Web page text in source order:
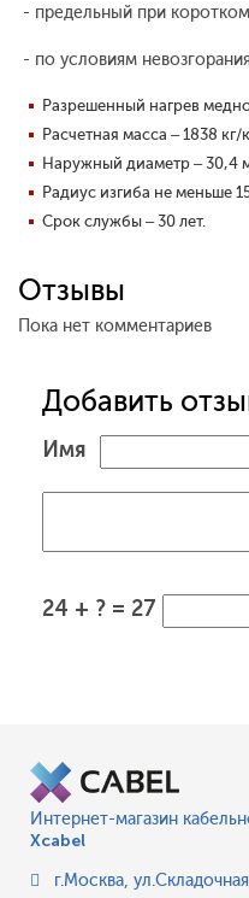
- предельный при
- по условиям
Разрешенный нагрев
Расчетная масса – 1838 кг/
Наружный диаметр – 30,4
Радиус изгиба не меньше
Срок службы – 30 лет.
Отзывы
Пока нет комментариев
Добавить
Имя
24 + ? = 27
Интернет-магазин
Xcabel
г.Москва,